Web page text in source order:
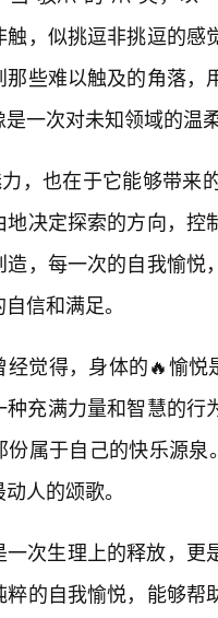
触，似挑逗非挑逗的
那些难以触及的角落
一次对未知领域的温
力，也在于它能够带
决定探索的方向，
，每一次的自我愉
信和满足。
经觉得，身体的🔥愉悦
种充满力量和智慧的
份属于自己的快乐源
人的颂歌。
一次生理上的释放，
的自我愉悦，能够